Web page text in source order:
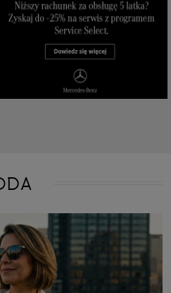
przy każdorazowym wejściu na
gdy odwiedzasz strony w Internecie.
plików cookie i ich funkcjonowania
tym linkiem znajdziesz także informację
aby ograniczyć lub wyłączyć
oraz jak usunąć takie pliki z Twojego
do Twoich danych osobowych, ich
przetwarzania, prawo do
organu nadzorczego, którym w Polsce
Osobowych.
Pod tym adresem
dotyczące przetwarzania danych i